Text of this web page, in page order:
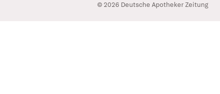
© 2026 Deutsche Apotheker Zeitung